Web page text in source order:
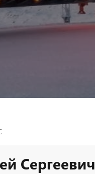
Сергеевич